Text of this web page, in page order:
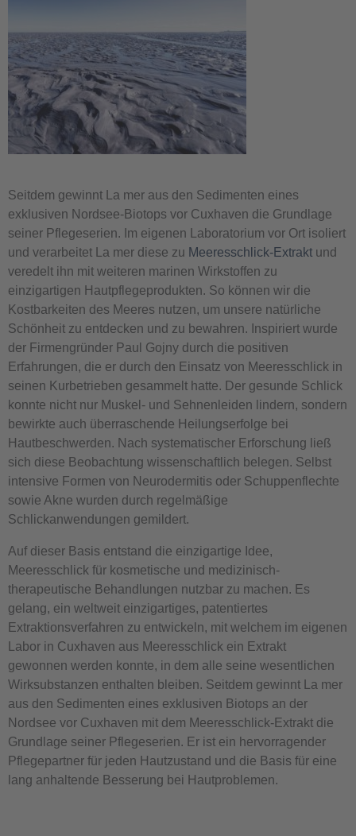
Seitdem gewinnt La mer aus den Sedimenten eines
exklusiven Nordsee-Biotops vor Cuxhaven die Grundlage
seiner Pflegeserien. Im eigenen Laboratorium vor Ort isoliert
und verarbeitet La mer diese zu Meeresschlick-Extrakt und
veredelt ihn mit weiteren marinen Wirkstoffen zu
einzigartigen Hautpflegeprodukten. So können wir die
Kostbarkeiten des Meeres nutzen, um unsere natürliche
Schönheit zu entdecken und zu bewahren. Inspiriert wurde
der Firmengründer Paul Gojny durch die positiven
Erfahrungen, die er durch den Einsatz von Meeresschlick in
seinen Kurbetrieben gesammelt hatte. Der gesunde Schlick
konnte nicht nur Muskel- und Sehnenleiden lindern, sondern
bewirkte auch überraschende Heilungserfolge bei
Hautbeschwerden. Nach systematischer Erforschung ließ
sich diese Beobachtung wissenschaftlich belegen. Selbst
intensive Formen von Neurodermitis oder Schuppenflechte
sowie Akne wurden durch regelmäßige
Schlickanwendungen gemildert.
Auf dieser Basis entstand die einzigartige Idee,
Meeresschlick für kosmetische und medizinisch-
therapeutische Behandlungen nutzbar zu machen. Es
gelang, ein weltweit einzigartiges, patentiertes
Extraktionsverfahren zu entwickeln, mit welchem im eigenen
Labor in Cuxhaven aus Meeresschlick ein Extrakt
gewonnen werden konnte, in dem alle seine wesentlichen
Wirksubstanzen enthalten bleiben. Seitdem gewinnt La mer
aus den Sedimenten eines exklusiven Biotops an der
Nordsee vor Cuxhaven mit dem Meeresschlick-Extrakt die
Grundlage seiner Pflegeserien. Er ist ein hervorragender
Pflegepartner für jeden Hautzustand und die Basis für eine
lang anhaltende Besserung bei Hautproblemen.